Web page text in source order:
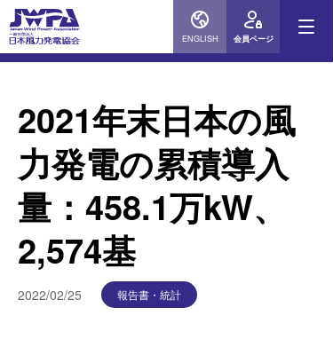
ENGLISH 会員ページ
2021年末日本の風
力発電の累積導入
量：458.1万kW、
2,574基
2022/02/25 報告書・統計